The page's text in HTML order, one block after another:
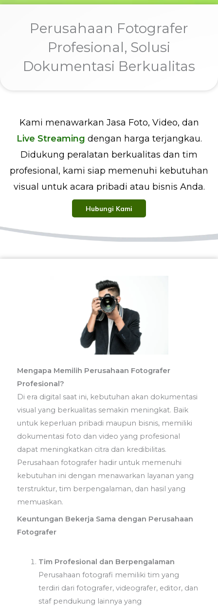
Perusahaan Fotografer
Profesional, Solusi
Dokumentasi Berkualitas
Kami menawarkan Jasa Foto, Video, dan
Live Streaming dengan harga terjangkau.
Didukung peralatan berkualitas dan tim
profesional, kami siap memenuhi kebutuhan
visual untuk acara pribadi atau bisnis Anda.
Hubungi Kami
Mengapa Memilih Perusahaan Fotografer
Profesional?
Di era digital saat ini, kebutuhan akan dokumentasi
visual yang berkualitas semakin meningkat. Baik
untuk keperluan pribadi maupun bisnis, memiliki
dokumentasi foto dan video yang profesional
dapat meningkatkan citra dan kredibilitas.
Perusahaan fotografer hadir untuk memenuhi
kebutuhan ini dengan menawarkan layanan yang
terstruktur, tim berpengalaman, dan hasil yang
memuaskan.
Keuntungan Bekerja Sama dengan Perusahaan
Fotografer
Tim Profesional dan Berpengalaman
Perusahaan fotografi memiliki tim yang
terdiri dari fotografer, videografer, editor, dan
staf pendukung lainnya yang